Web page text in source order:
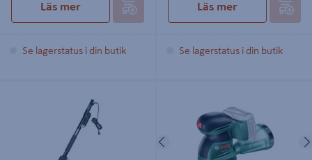
Läs mer
Se lagerstatus i din butik
Läs mer
Se lagerstatus i din butik
VÄGGSLIPMASKIN 225M
Föregående